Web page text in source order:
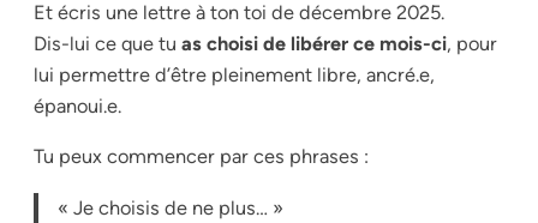
Et écris une lettre à ton toi de décembre 2025.
Dis-lui ce que tu as choisi de libérer ce mois-ci, pour
lui permettre d’être pleinement libre, ancré.e,
épanoui.e.
Tu peux commencer par ces phrases :
« Je choisis de ne plus… »